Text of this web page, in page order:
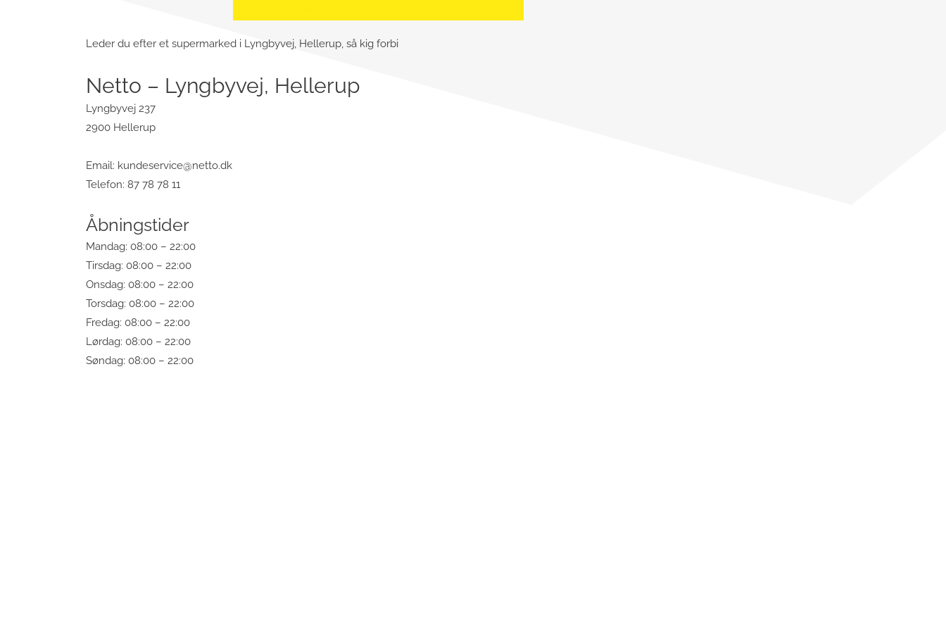
Leder du efter et supermarked i Lyngbyvej, Hellerup, så kig forbi
Netto – Lyngbyvej, Hellerup
Lyngbyvej 237
2900 Hellerup
Email: kundeservice@netto.dk
Telefon: 87 78 78 11
Åbningstider
Mandag: 08:00 – 22:00
Tirsdag: 08:00 – 22:00
Onsdag: 08:00 – 22:00
Torsdag: 08:00 – 22:00
Fredag: 08:00 – 22:00
Lørdag: 08:00 – 22:00
Søndag: 08:00 – 22:00